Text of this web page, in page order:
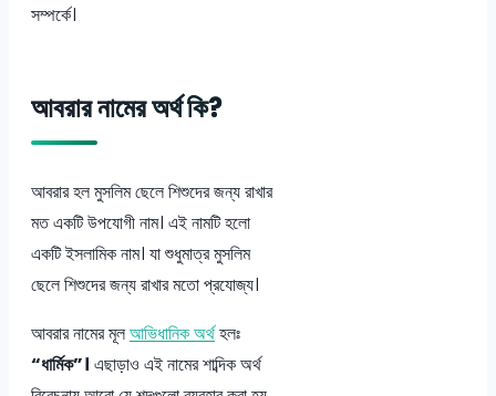
সম্পর্কে।
আবরার নামের অর্থ কি?
আবরার হল মুসলিম ছেলে শিশুদের জন্য রাখার
মত একটি উপযোগী নাম। এই নামটি হলো
একটি ইসলামিক নাম। যা শুধুমাত্র মুসলিম
ছেলে শিশুদের জন্য রাখার মতো প্রযোজ্য।
আবরার নামের মূলআভিধানিক অর্থহলঃ
“ধার্মিক”। এছাড়াও এই নামের শাব্দিক অর্থ